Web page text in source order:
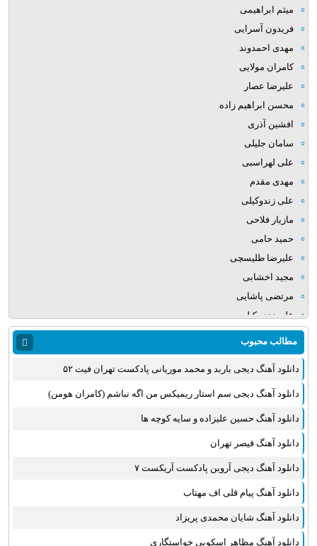
میثم ابراهیمی
فریدون آسرایی
مهدی احمدوند
کامران مولایی
علیرضا عصار
محسن ابراهیم زاده
افشین آذری
سامان جلیلی
علی لهراسبی
مهدی مقدم
علی زندوکیلی
مازیار فلاحی
حمید حامی
علیرضا طلیسچی
مجید اخشابی
مرتضی پاشایی
علی زند وکیلی
میلاد بابایی
مهدی یراحی
روزبه نعمت الهی
عماد طالب زاده
علی عبدالمالکی
مجید خراطها
زانیار خسروی
امیر عظیمی
بهنام علمشاهی
مطالب محبوب
دانلود آهنگ دیجی باربد و محمد موریانی پادکست تهران فیت ۵۲
دانلود آهنگ دیجی سم استار ریمیکس من اگه نباشم (کامران هومن)
دانلود آهنگ حسین علیزاده و سایه کوچه ها
دانلود آهنگ قیصر تهران
دانلود آهنگ دیجی آروین پادکست آریکست ۷
دانلود آهنگ پیام قلی اف مهتاب
دانلود آهنگ شایان محمدی پریزاد
دانلود آهنگ مظاهر اسکویی خواستگاری